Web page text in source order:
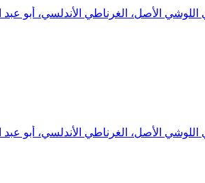
الأصل، الغرناطي الأندلسي، أبو عبد
الأصل، الغرناطي الأندلسي، أبو عبد